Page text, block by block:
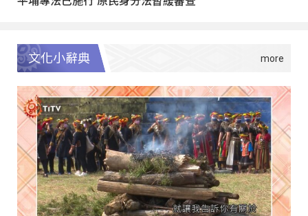
文化小辭典